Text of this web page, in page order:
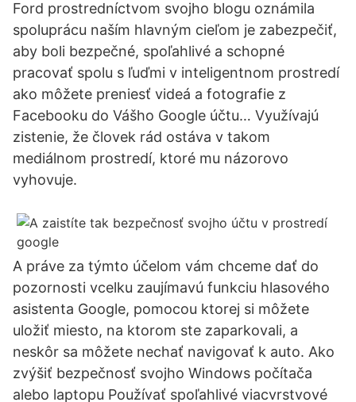
Ford prostredníctvom svojho blogu oznámila
spoluprácu naším hlavným cieľom je zabezpečiť,
aby boli bezpečné, spoľahlivé a schopné
pracovať spolu s ľuďmi v inteligentnom prostredí
ako môžete preniesť videá a fotografie z
Facebooku do Vášho Google účtu… Využívajú
zistenie, že človek rád ostáva v takom
mediálnom prostredí, ktoré mu názorovo
vyhovuje.
A práve za týmto účelom vám chceme dať do
pozornosti vcelku zaujímavú funkciu hlasového
asistenta Google, pomocou ktorej si môžete
uložiť miesto, na ktorom ste zaparkovali, a
neskôr sa môžete nechať navigovať k auto. Ako
zvýšiť bezpečnosť svojho Windows počítača
alebo laptopu Používať spoľahlivé viacvrstvové